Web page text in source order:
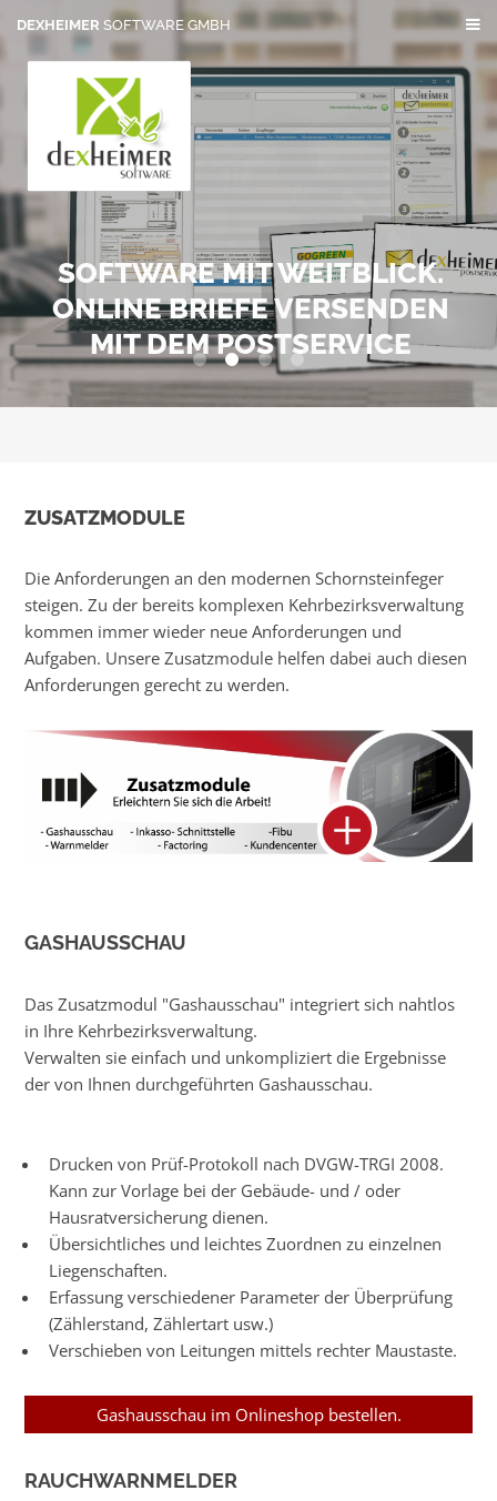
DEXHEIMER SOFTWARE GMBH
SOFTWARE MIT WEITBLICK.
ONLINE BRIEFE VERSENDEN
MIT DEM POSTSERVICE
0 1 2 3
ZUSATZMODULE
Die Anforderungen an den modernen Schornsteinfeger
steigen. Zu der bereits komplexen Kehrbezirksverwaltung
kommen immer wieder neue Anforderungen und
Aufgaben. Unsere Zusatzmodule helfen dabei auch diesen
Anforderungen gerecht zu werden.
GASHAUSSCHAU
Das Zusatzmodul "Gashausschau" integriert sich nahtlos
in Ihre Kehrbezirksverwaltung.
Verwalten sie einfach und unkompliziert die Ergebnisse
der von Ihnen durchgeführten Gashausschau.
Drucken von Prüf-Protokoll nach DVGW-TRGI 2008.
Kann zur Vorlage bei der Gebäude- und / oder
Hausratversicherung dienen.
Übersichtliches und leichtes Zuordnen zu einzelnen
Liegenschaften.
Erfassung verschiedener Parameter der Überprüfung
(Zählerstand, Zählertart usw.)
Verschieben von Leitungen mittels rechter Maustaste.
Gashausschau im Onlineshop bestellen.
RAUCHWARNMELDER